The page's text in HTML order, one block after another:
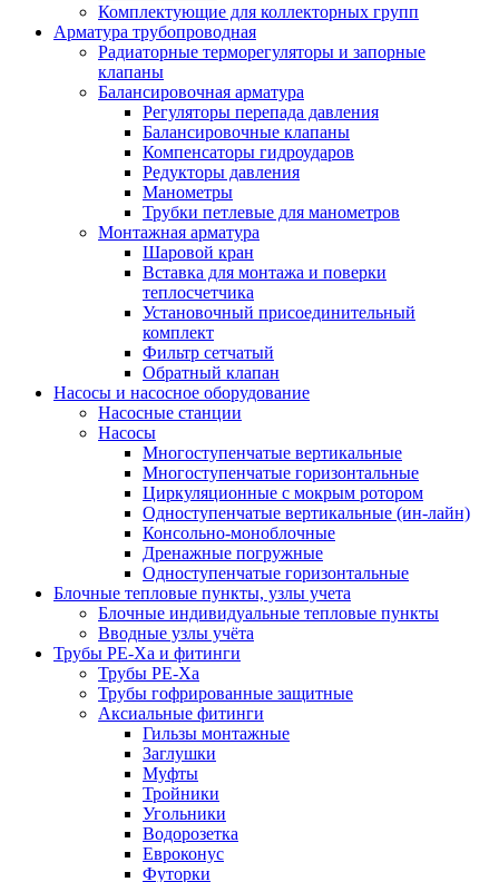
Комплектующие для коллекторных групп
Арматура трубопроводная
Радиаторные терморегуляторы и запорные
клапаны
Балансировочная арматура
Регуляторы перепада давления
Балансировочные клапаны
Компенсаторы гидроударов
Редукторы давления
Манометры
Трубки петлевые для манометров
Монтажная арматура
Шаровой кран
Вставка для монтажа и поверки
теплосчетчика
Установочный присоединительный
комплект
Фильтр сетчатый
Обратный клапан
Насосы и насосное оборудование
Насосные станции
Насосы
Многоступенчатые вертикальные
Многоступенчатые горизонтальные
Циркуляционные с мокрым ротором
Одноступенчатые вертикальные (ин-лайн)
Консольно-моноблочные
Дренажные погружные
Одноступенчатые горизонтальные
Блочные тепловые пункты, узлы учета
Блочные индивидуальные тепловые пункты
Вводные узлы учёта
Трубы РЕ-Ха и фитинги
Трубы РЕ-Ха
Трубы гофрированные защитные
Аксиальные фитинги
Гильзы монтажные
Заглушки
Муфты
Тройники
Угольники
Водорозетка
Евроконус
Футорки